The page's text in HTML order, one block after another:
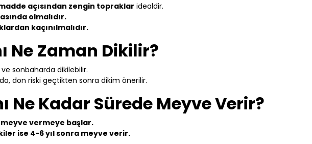
açısından zengin topraklar idealdir.
olmalıdır.
kaçınılmalıdır.
Ne Zaman Dikilir?
sonbaharda dikilebilir.
don riski geçtikten sonra dikim önerilir.
Ne Kadar Sürede Meyve Verir?
meyve vermeye başlar.
ise 4-6 yıl sonra meyve verir.